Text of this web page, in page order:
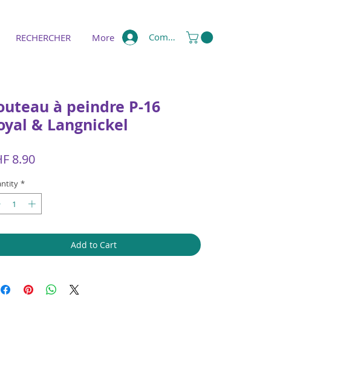
RECHERCHER More Compte
à peindre P-16
& Langnickel
8.90Price
*
Add to Cart